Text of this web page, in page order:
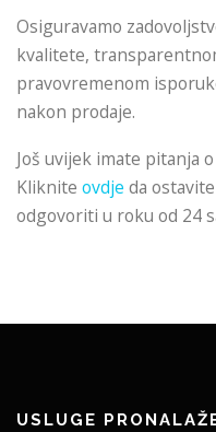
Osiguravamo
kvalitete,
pravovremenom
nakon prodaje.
Još uvijek imate pitanja
Kliknite ovdje da
odgovoriti u roku od 24
USLUGE